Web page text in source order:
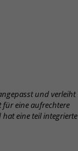
und verleiht
für eine aufrechtere
hat eine teil integrierte